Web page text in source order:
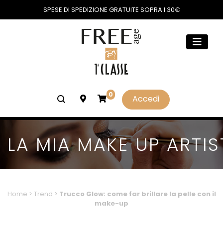
SPESE DI SPEDIZIONE GRATUITE SOPRA I 30€
0 Accedi
LA MIA MAKE UP
Home > Trend > Trucco Glow: come far brillare la pelle con il
make-up